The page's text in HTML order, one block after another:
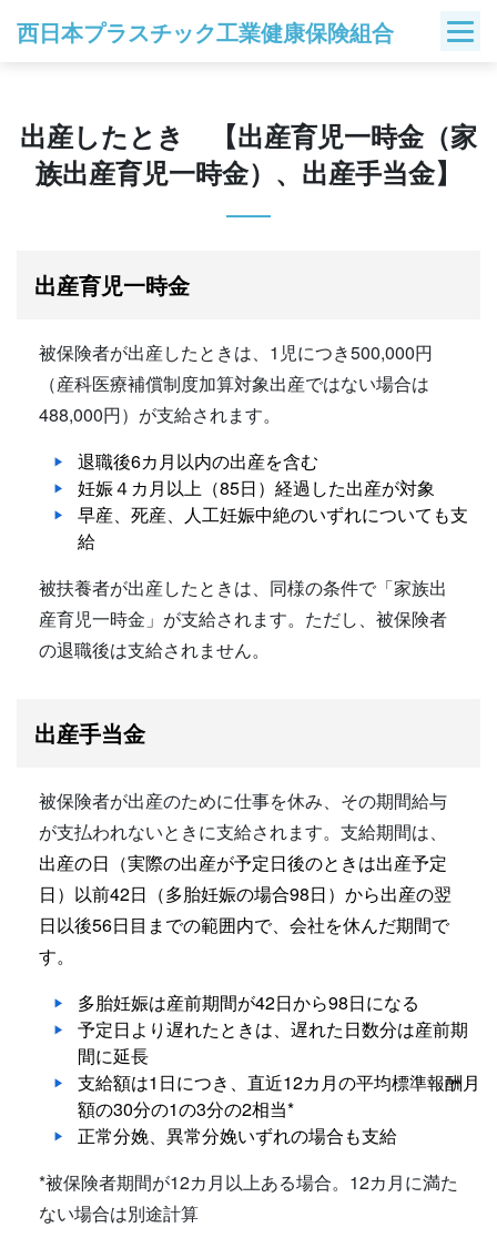
西日本プラスチック工業健康保険組合
出産したとき 【出産育児一時金（家
族出産育児一時金）、出産手当金】
出産育児一時金
被保険者が出産したときは、1児につき500,000円
（産科医療補償制度加算対象出産ではない場合は
488,000円）が支給されます。
退職後6カ月以内の出産を含む
妊娠４カ月以上（85日）経過した出産が対象
早産、死産、人工妊娠中絶のいずれについても支
給
被扶養者が出産したときは、同様の条件で「家族出
産育児一時金」が支給されます。ただし、被保険者
の退職後は支給されません。
出産手当金
被保険者が出産のために仕事を休み、その期間給与
が支払われないときに支給されます。支給期間は、
出産の日（実際の出産が予定日後のときは出産予定
日）以前42日（多胎妊娠の場合98日）から出産の翌
日以後56日目までの範囲内で、会社を休んだ期間で
す。
多胎妊娠は産前期間が42日から98日になる
予定日より遅れたときは、遅れた日数分は産前期
間に延長
支給額は1日につき、直近12カ月の平均標準報酬月
額の30分の1の3分の2相当*
正常分娩、異常分娩いずれの場合も支給
*被保険者期間が12カ月以上ある場合。12カ月に満た
ない場合は別途計算